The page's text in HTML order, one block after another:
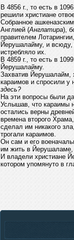
В 4856 г., то есть в
решили христиане
Собранное
Англией (Англатира),
правителем
Йерушалайму, и всюду,
истребляло их.
В 4859 г., то есть в
Йерушалайму.
Захватив Йерушалайм,
караимов и спросили у
здесь?
На эти вопросы были
Услышав, что караимы
остались верны
времена второго
сделал им никакого
трогали караимов.
Он сам и его
им жить в Йерушаламе,
И владели христиане
котором упомянуто в